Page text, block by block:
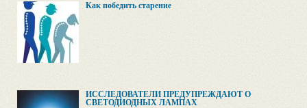
Как победить старение
ИССЛЕДОВАТЕЛИ ПРЕДУПРЕЖДАЮТ О
СВЕТОДИОДНЫХ ЛАМПАХ